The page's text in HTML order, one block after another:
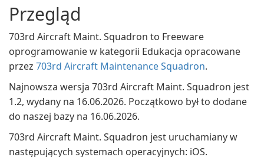
Przegląd
703rd Aircraft Maint. Squadron to Freeware
oprogramowanie w kategorii Edukacja opracowane
przez 703rd Aircraft Maintenance Squadron.
Najnowsza wersja 703rd Aircraft Maint. Squadron jest
1.2, wydany na 16.06.2026. Początkowo był to dodane
do naszej bazy na 16.06.2026.
703rd Aircraft Maint. Squadron jest uruchamiany w
następujących systemach operacyjnych: iOS.